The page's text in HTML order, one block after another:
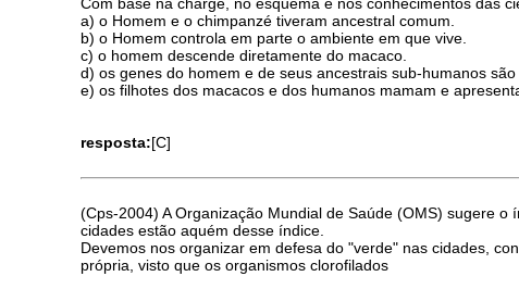
Com base na charge, no esquema e nos conhecimentos das
a) o Homem e o chimpanzé tiveram ancestral comum.
b) o Homem controla em parte o ambiente em que vive.
c) o homem descende diretamente do macaco.
d) os genes do homem e de seus ancestrais sub-humanos
e) os filhotes dos macacos e dos humanos mamam e
resposta:[C]
(Cps-2004) A Organização Mundial de Saúde (OMS) sugere
cidades estão aquém desse índice.
Devemos nos organizar em defesa do "verde" nas cidades,
própria, visto que os organismos clorofilados